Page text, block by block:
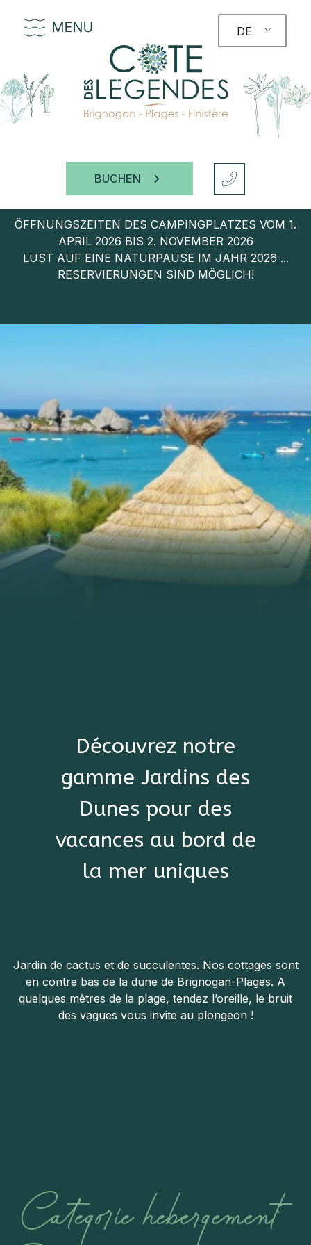
DE
BUCHEN
ÖFFNUNGSZEITEN DES CAMPINGPLATZES VOM 1.
APRIL 2026 BIS 2. NOVEMBER 2026
LUST AUF EINE NATURPAUSE IM JAHR 2026 ...
RESERVIERUNGEN SIND MÖGLICH!
Découvrez notre
gamme Jardins des
Dunes pour des
vacances au bord de
la mer uniques
Jardin de cactus et de succulentes. Nos cottages sont
en contre bas de la dune de Brignogan-Plages. A
quelques mètres de la plage, tendez l’oreille, le bruit
des vagues vous invite au plongeon !
Categorie hebergement: